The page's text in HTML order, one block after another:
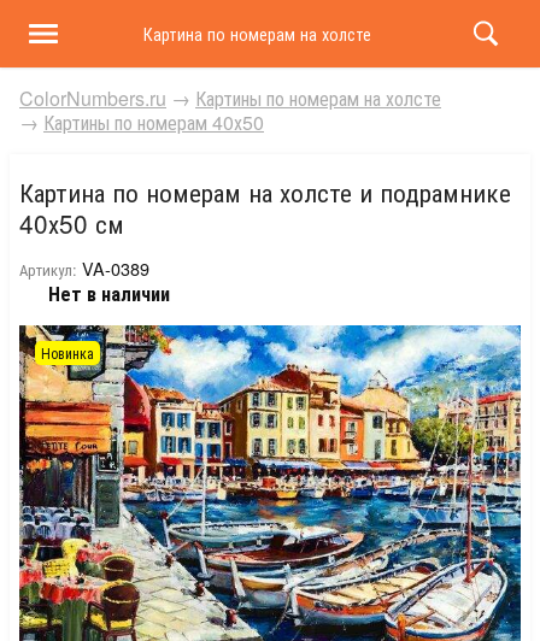
Картина по номерам на холсте и подрамнике 40х50
ColorNumbers.ru → Картины по номерам на холсте
→ Картины по номерам 40х50
Картина по номерам на холсте и подрамнике
40х50 см
Артикул: VA-0389
Нет в наличии
Новинка